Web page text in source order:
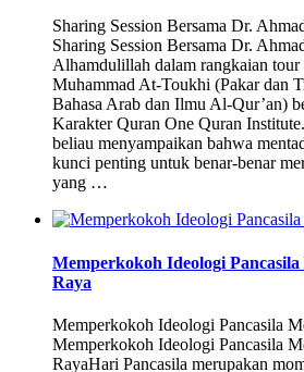
Sharing Session Bersama Dr.
Sharing Session Bersama Dr.
Alhamdulillah dalam rangkaian
Muhammad At-Toukhi (Pakar dan
Bahasa Arab dan Ilmu Al-Qur’an)
Karakter Quran One Quran
beliau menyampaikan bahwa
kunci penting untuk benar-benar
yang …
Memperkokoh Ideologi
Raya
Memperkokoh Ideologi Pancasila
Memperkokoh Ideologi Pancasila
RayaHari Pancasila merupakan